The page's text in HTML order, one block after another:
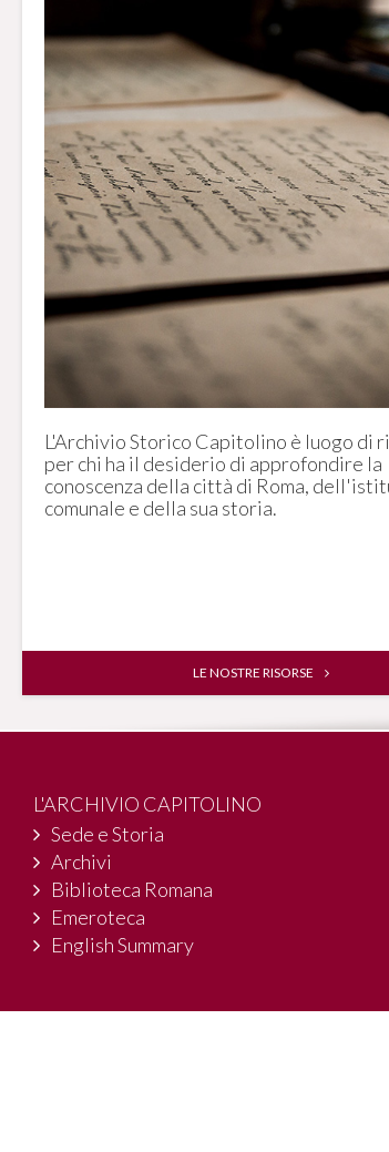
L'Archivio Storico Capitolino è luogo di
per chi ha il desiderio di approfondire la
conoscenza della città di Roma,
comunale e della sua storia.
LE NOSTRE RISORSE
L'ARCHIVIO CAPITOLINO
Sede e Storia
Archivi
Biblioteca Romana
Emeroteca
English Summary